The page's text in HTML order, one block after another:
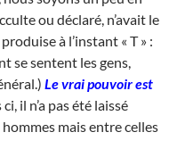
ou déclaré, n’avait le
à l’instant « T » :
se sentent les gens,
Le vrai pouvoir est
il n’a pas été laissé
mais entre celles